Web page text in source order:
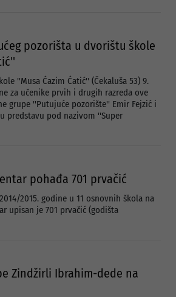
pozorišta u dvorištu škole
''Musa Ćazim Ćatić'' (Čekaluša 53) 9.
za učenike prvih i drugih razreda ove
grupe ''Putujuće pozorište'' Emir Fejzić i
predstavu pod nazivom ''Super
pohađa 701 prvačić
2015. godine u 11 osnovnih škola na
upisan je 701 prvačić (godišta
Zindžirli Ibrahim-dede na